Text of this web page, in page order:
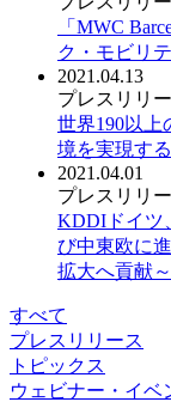
「MWC
ク・モビリ
2021.04.13
プレスリリ
世界190以上
境を実現す
2021.04.01
プレスリリ
KDDIドイツ
び中東欧に
拡大へ貢献～
すべて
プレスリリース
トピックス
ウェビナー・イベ